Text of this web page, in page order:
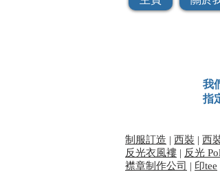
我
指
制服訂造 | 西裝 | 西
反光衣風褸 | 反光
襟章制作公司 | 印tee